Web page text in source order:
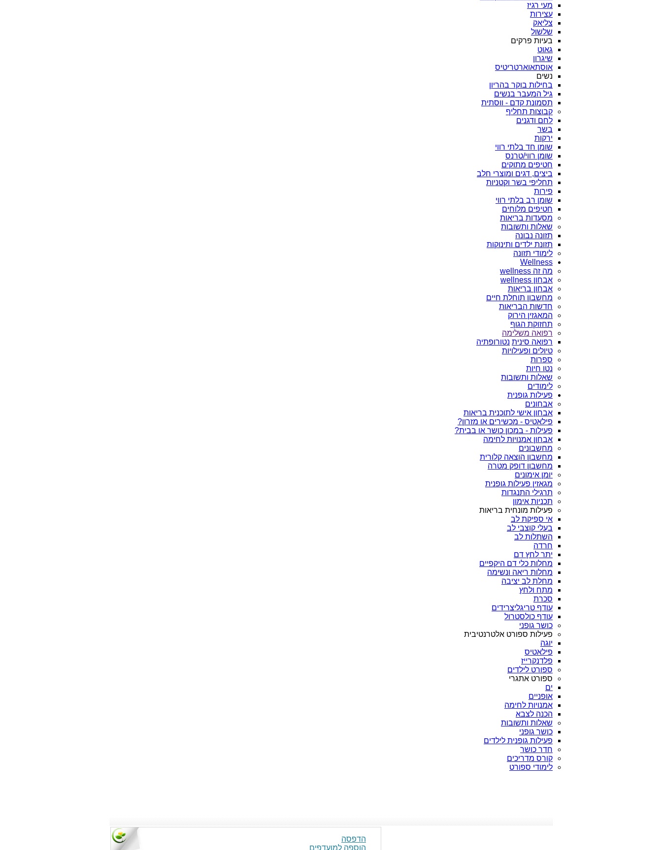
מעי רגיז
עצירות
צליאק
שלשול
בעיות פרקים
גאוט
שיגרון
אוסתאוארטריטיס
נשים
בחילות בוקר בהריון
גיל המעבר בנשים
תסמונת קדם - ווסתית
קבוצות תחליף
לחם ודגנים
בשר
ירקות
שומן חד בלתי רווי
שומן רווי/טרנס
חטיפים מתוקים
ביצים, דגים ומוצרי חלב
תחליפי בשר וקטניות
פירות
שומן רב בלתי רווי
חטיפים מלוחים
מסעדות בריאות
שאלות ותשובות
תזונה נבונה
תזונת ילדים ותינוקות
לימודי תזונה
Wellness
מה זה wellness
אבחון wellness
אבחון בריאות
מחשבון תוחלת חיים
חדשות הבריאות
המאגזין הירוק
תחזוקת הגוף
רפואה משלימה
רפואה סינית נטורופתיה
טיולים ופעילויות
ספרות
נטו חיות
שאלות ותשובות
לימודים
פעילות גופנית
אבחונים
אבחון אישי לתוכנית בריאות
פילאטיס - מכשירים או מזרון?
פעילות - במכון כושר או בבית?
אבחון אמנויות לחימה
מחשבונים
מחשבון הוצאה קלורית
מחשבון דופק מטרה
יומן אימונים
מגאזין פעילות גופנית
תרגילי התנגדות
תכניות אימון
פעילות מונחית בריאות
אי ספיקת לב
בעלי קוצבי לב
השתלות לב
חרדה
יתר לחץ דם
מחלות כלי דם היקפיים
מחלות ריאה ונשימה
מחלת לב יציבה
מתח ולחץ
סכרת
עודף טריגליצרידים
עודף כולסטרול
כושר גופני
פעילות ספורט אלטרנטיבית
יוגה
פילאטיס
פלדנקרייז
ספורט לילדים
ספורט אתגרי
ים
אופניים
אמנויות לחימה
הכנה לצבא
שאלות ותשובות
כושר גופני
פעילות גופנית לילדים
חדר כושר
קורס מדריכים
לימודי ספורט
הדפסה
הוספה למועדפים